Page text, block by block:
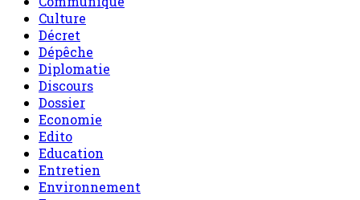
Culture
Décret
Dépêche
Diplomatie
Discours
Dossier
Economie
Edito
Education
Entretien
Environnement